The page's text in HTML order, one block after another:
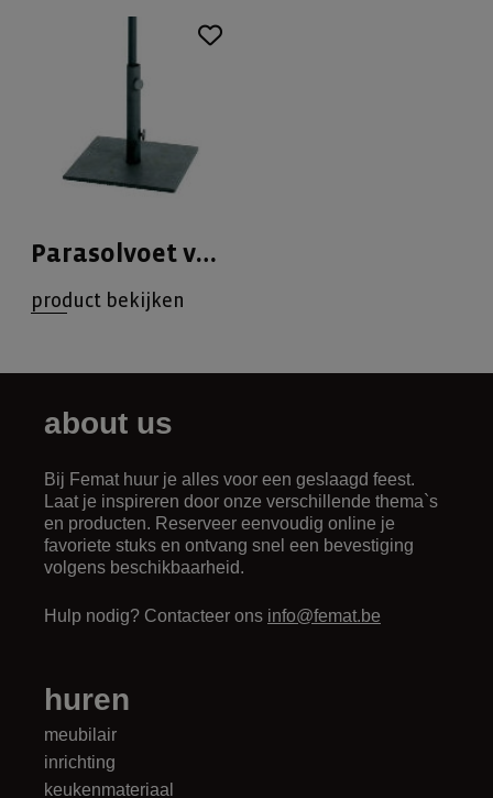
Parasolvoet voor teakparasol
product bekijken
about us
Bij Femat huur je alles voor een geslaagd feest.
Laat je inspireren door onze verschillende thema`s
en producten. Reserveer eenvoudig online je
favoriete stuks en ontvang snel een bevestiging
volgens beschikbaarheid.
Hulp nodig? Contacteer ons info@femat.be
huren
meubilair
inrichting
keukenmateriaal